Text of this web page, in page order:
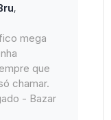
,
mega
que
chamar.
- Bazar